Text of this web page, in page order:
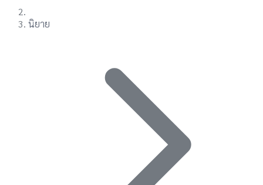
นิยาย